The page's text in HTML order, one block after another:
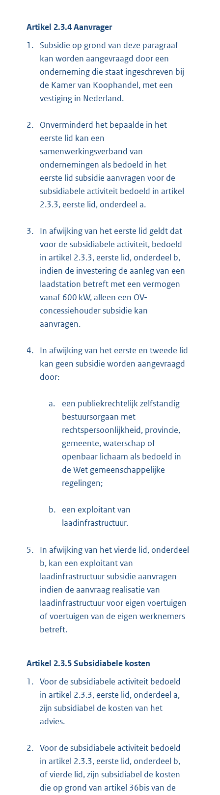
Artikel 2.3.4 Aanvrager
1.
Subsidie op grond van deze paragraaf
kan worden aangevraagd door een
onderneming die staat ingeschreven bij
de Kamer van Koophandel, met een
vestiging in Nederland.
2.
Onverminderd het bepaalde in het
eerste lid kan een
samenwerkingsverband van
ondernemingen als bedoeld in het
eerste lid subsidie aanvragen voor de
subsidiabele activiteit bedoeld in artikel
2.3.3, eerste lid, onderdeel a.
3.
In afwijking van het eerste lid geldt dat
voor de subsidiabele activiteit, bedoeld
in artikel 2.3.3, eerste lid, onderdeel b,
indien de investering de aanleg van een
laadstation betreft met een vermogen
vanaf 600 kW, alleen een OV-
concessiehouder subsidie kan
aanvragen.
4.
In afwijking van het eerste en tweede lid
kan geen subsidie worden aangevraagd
door:
a.
een publiekrechtelijk zelfstandig
bestuursorgaan met
rechtspersoonlijkheid, provincie,
gemeente, waterschap of
openbaar lichaam als bedoeld in
de Wet gemeenschappelijke
regelingen;
b.
een exploitant van
laadinfrastructuur.
5.
In afwijking van het vierde lid, onderdeel
b, kan een exploitant van
laadinfrastructuur subsidie aanvragen
indien de aanvraag realisatie van
laadinfrastructuur voor eigen voertuigen
of voertuigen van de eigen werknemers
betreft.
Artikel 2.3.5 Subsidiabele kosten
1. Voor de subsidiabele activiteit bedoeld
in artikel 2.3.3, eerste lid, onderdeel a,
zijn subsidiabel de kosten van het
advies.
2. Voor de subsidiabele activiteit bedoeld
in artikel 2.3.3, eerste lid, onderdeel b,
of vierde lid, zijn subsidiabel de kosten
die op grond van artikel 36bis van de